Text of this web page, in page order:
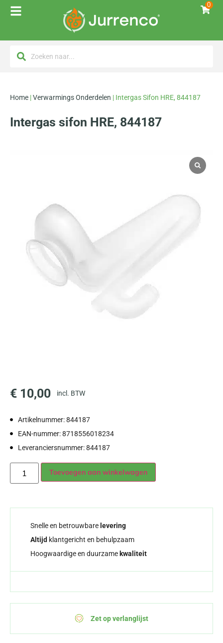
0
Home |Verwarmings Onderdelen | Intergas Sifon HRE, 844187
Intergas sifon HRE, 844187
€ 10,00 incl. BTW
Artikelnummer: 844187
EAN-nummer: 8718556018234
Leveranciersnummer: 844187
Toevoegen aan winkelwagen
Snelle en betrouwbare levering
Altijd klantgericht en behulpzaam
Hoogwaardige en duurzame kwaliteit
Zet op verlanglijst